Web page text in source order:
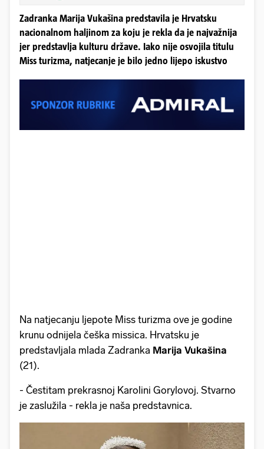
Zadranka Marija Vukašina predstavila je Hrvatsku
nacionalnom haljinom za koju je rekla da je najvažnija
jer predstavlja kulturu države. Iako nije osvojila titulu
Miss turizma, natjecanje je bilo jedno lijepo iskustvo
Na natjecanju ljepote Miss turizma ove je godine
krunu odnijela češka missica. Hrvatsku je
predstavljala mlada Zadranka Marija Vukašina
(21).
- Čestitam prekrasnoj Karolini Gorylovoj. Stvarno
je zaslužila - rekla je naša predstavnica.